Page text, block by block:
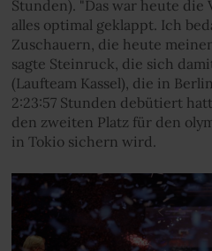
Stunden). "Das war heute die
alles optimal geklappt. Ich
Zuschauern, die heute
sagte Steinruck, die sich
(Laufteam Kassel), die in
2:23:57 Stunden debütiert
den zweiten Platz für den
in Tokio sichern wird.